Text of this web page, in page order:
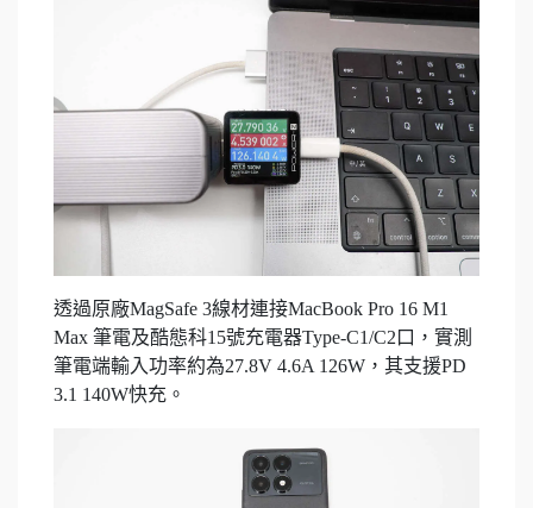
透過原廠MagSafe 3線材連接MacBook Pro 16 M1
Max 筆電及酷態科15號充電器Type-C1/C2口，實測
筆電端輸入功率約為27.8V 4.6A 126W，其支援PD
3.1 140W快充。